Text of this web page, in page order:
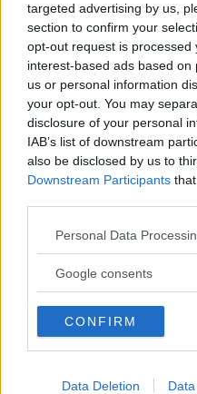
targeted advertising by us,
section to confirm your
opt-out request is processed
interest-based ads based
us or personal information
your opt-out. You may
disclosure of your personal
IAB’s list of downstream
also be disclosed by us to
Downstream Participants
Please note that this
not limited to your visit or
use your data for below
consent section.
Personal Data
Google consents
CONFIRM
Data Deletion
jämfört med bensin- och
lämnat trumbromsarna
Skulle bromssträckan bli
hade skivbromsar fram och
Kia med fyra skivbromsar
Svar: Jag kollade på våra
är i samma storleks- och
utrustning. Men visst har
lättare att leda bort värme.
sitter utsatta för smuts
sportbil har större risk för
förmodligen snabbare.
Bromseffekten är
bromsning, varför man i